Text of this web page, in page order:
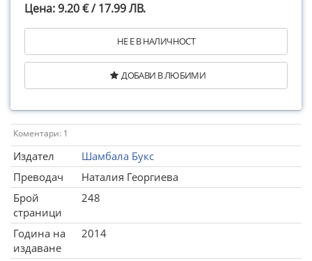
Цена: 9.20 € / 17.99 ЛВ.
НЕ Е В НАЛИЧНОСТ
ДОБАВИ В ЛЮБИМИ
Коментари: 1
Издател
Шамбала Букс
Преводач
Наталия Георгиева
Брой
страници
248
Година на
издаване
2014